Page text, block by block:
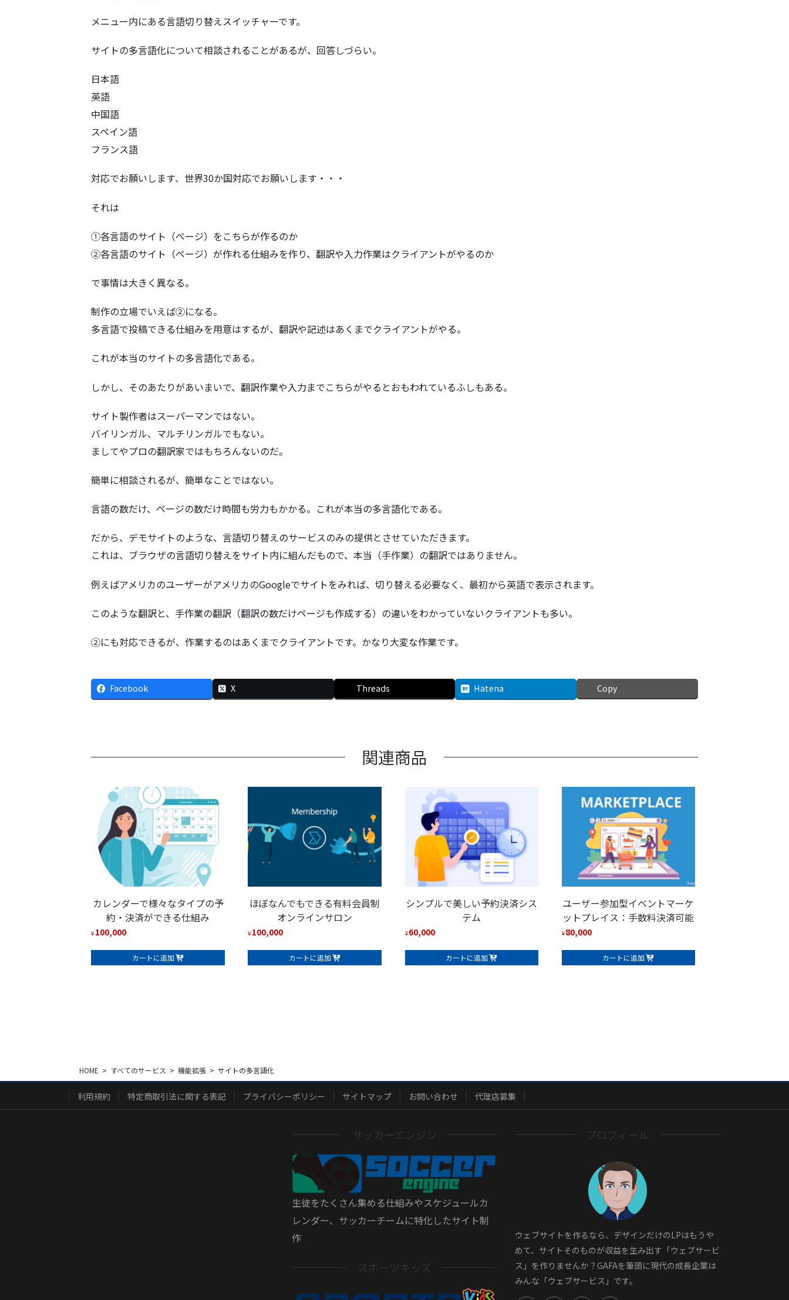
メニュー内にある言語切り替えスイッチャーです。
サイトの多言語化について相談されることがあるが、回答しづらい。
日本語
英語
中国語
スペイン語
フランス語
対応でお願いします、世界30か国対応でお願いします・・・
それは
①各言語のサイト（ページ）をこちらが作るのか
②各言語のサイト（ページ）が作れる仕組みを作り、翻訳や入力作業はクライアントがやるのか
で事情は大きく異なる。
制作の立場でいえば②になる。
多言語で投稿できる仕組みを用意はするが、翻訳や記述はあくまでクライアントがやる。
これが本当のサイトの多言語化である。
しかし、そのあたりがあいまいで、翻訳作業や入力までこちらがやるとおもわれているふしもある。
サイト製作者はスーパーマンではない。
バイリンガル、マルチリンガルでもない。
ましてやプロの翻訳家ではもちろんないのだ。
簡単に相談されるが、簡単なことではない。
言語の数だけ、ページの数だけ時間も労力もかかる。これが本当の多言語化である。
だから、デモサイトのような、言語切り替えのサービスのみの提供とさせていただきます。
これは、ブラウザの言語切り替えをサイト内に組んだもので、本当（手作業）の翻訳ではありません。
例えばアメリカのユーザーがアメリカのGoogleでサイトをみれば、切り替える必要なく、最初から英語で表示されます。
このような翻訳と、手作業の翻訳（翻訳の数だけページも作成する）の違いをわかっていないクライアントも多い。
②にも対応できるが、作業するのはあくまでクライアントです。かなり大変な作業です。
Facebook X Threads Hatena Copy
関連商品
カレンダーで様々なタイプの予
約・決済ができる仕組み
¥ 100,000
カートに追加
ほぼなんでもできる有料会員制
オンラインサロン
¥ 100,000
カートに追加
シンプルで美しい予約決済シス
テム
¥60,000
カートに追加
ユーザー参加型イベントマーケ
ットプレイス：手数料決済可能
¥80,000
カートに追加
HOME すべてのサービス 機能拡張 サイトの多言語化
利用規約 特定商取引法に関する表記 プライバシーポリシー サイトマップ お問い合わせ 代理店募集
サッカーエンジン
生徒をたくさん集める仕組みやスケジュールカ
レンダー、サッカーチームに特化したサイト制
作
スポーツキッズ
プロフィール
ウェブサイトを作るなら、デザインだけのLPはもうや
めて、サイトそのものが収益を生み出す「ウェブサービ
ス」を作りませんか？GAFAを筆頭に現代の成長企業は
みんな「ウェブサービス」です。